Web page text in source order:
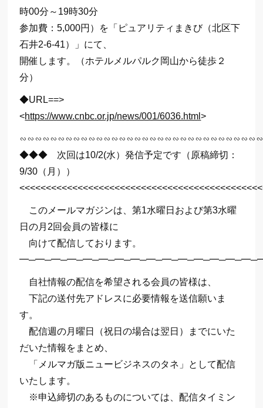
時00分～19時30分
参加費：5,000円）を「ピュアリティまきび（北区下
石井2-6-41）」にて、
開催します。（ホテルメルパルク岡山から徒歩２
分）
◆URL==>
<https://www.cnbc.or.jp/news/001/6036.html>
◆◆◆ 次回は10/2(水）発信予定です（原稿締切：
9/30（月））
このメールマガジンは、第1水曜日および第3水曜
日の月2回会員の皆様に
向けて配信しております。
自社情報の配信を希望される会員の皆様は、
下記の送付先アドレスに必要情報を送信願いま
す。
配信週の月曜日（祝日の場合は翌日）までにいた
だいた情報をまとめ、
「メルマガ版ニュービジネスのタネ」として配信
いたします。
※申込締切のあるものについては、配信タイミン